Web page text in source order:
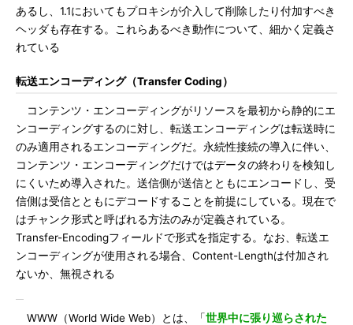
あるし、1.1においてもプロキシが介入して削除したり付加すべき
ヘッダも存在する。これらあるべき動作について、細かく定義さ
れている
転送エンコーディング（Transfer Coding）
コンテンツ・エンコーディングがリソースを最初から静的にエ
ンコーディングするのに対し、転送エンコーディングは転送時に
のみ適用されるエンコーディングだ。永続性接続の導入に伴い、
コンテンツ・エンコーディングだけではデータの終わりを検知し
にくいため導入された。送信側が送信とともにエンコードし、受
信側は受信とともにデコードすることを前提にしている。現在で
はチャンク形式と呼ばれる方法のみが定義されている。
Transfer-Encodingフィールドで形式を指定する。なお、転送エ
ンコーディングが使用される場合、Content-Lengthは付加され
ないか、無視される
WWW（World Wide Web）とは、「世界中に張り巡らされた